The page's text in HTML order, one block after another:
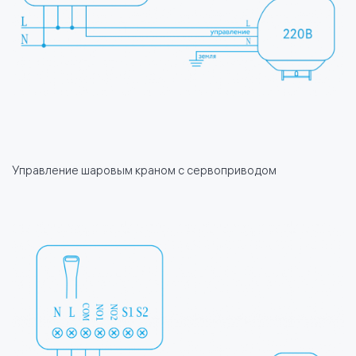
Управление шаровым краном с сервоприводом